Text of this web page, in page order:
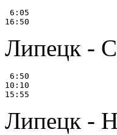
6:05
Липецк -
6:50
10:10
Липецк -